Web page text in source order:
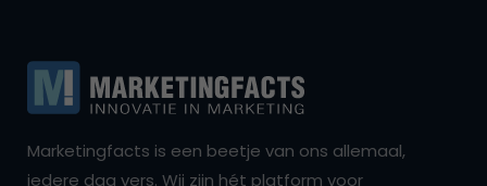
Marketingfacts is een beetje van ons allemaal,
iedere dag vers. Wij zijn hét platform voor